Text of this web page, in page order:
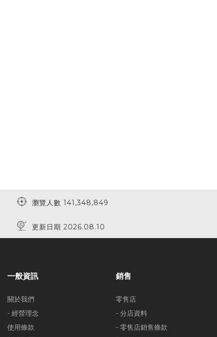
瀏覽人數 141,348,849
更新日期 2026.08.10
一般資訊
關於我們
- 經營理念
使用條款
銷售
零售店
- 分店資料
- 零售店銷售條款